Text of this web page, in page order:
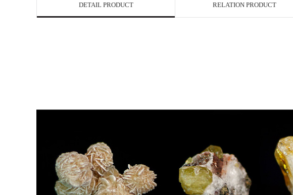
DETAIL PRODUCT RELATION PRODUCT